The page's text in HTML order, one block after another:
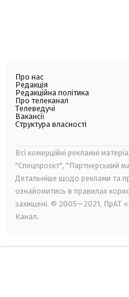
Про нас
Редакція
Редакційна політика
Про телеканал
Телеведучі
Вакансії
Структура власності
Всі комерційні рекламні
"Спецпроєкт", "Партнерський
Детальніше щодо реклами та
ознайомитись в правилах
захищені. © 2005—2021, ПрАТ
Канал.